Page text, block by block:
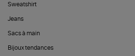
Sweatshirt
Jeans
Sacs à main
Bijoux tendances